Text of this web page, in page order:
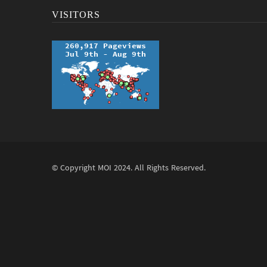
VISITORS
© Copyright MOI 2024. All Rights Reserved.